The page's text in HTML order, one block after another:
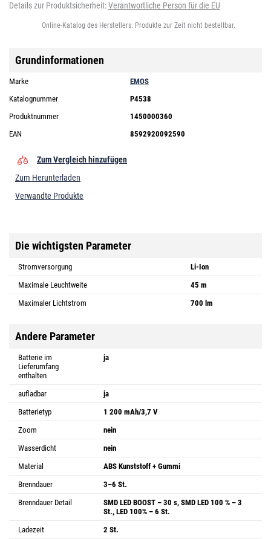
Details zur Produktsicherheit:Verantwortliche Person für die EU
Online-Katalog des Herstellers. Produkte zur Zeit nicht bestellbar.
Grundinformationen
Marke
EMOS
Katalognummer
P4538
Produktnummer
1450000360
EAN
8592920092590
Zum Vergleich hinzufügen
Zum Herunterladen
Verwandte Produkte
Die wichtigsten Parameter
Stromversorgung
Li-Ion
Maximale Leuchtweite
45 m
Maximaler Lichtstrom
700 lm
Andere Parameter
Batterie im
Lieferumfang
enthalten
ja
aufladbar
ja
Batterietyp
1 200 mAh/3,7 V
Zoom
nein
Wasserdicht
nein
Material
ABS Kunststoff + Gummi
Brenndauer
3–6 St.
Brenndauer Detail
SMD LED BOOST – 30 s, SMD LED 100 % – 3
St., LED 100% – 6 St.
Ladezeit
2 St.